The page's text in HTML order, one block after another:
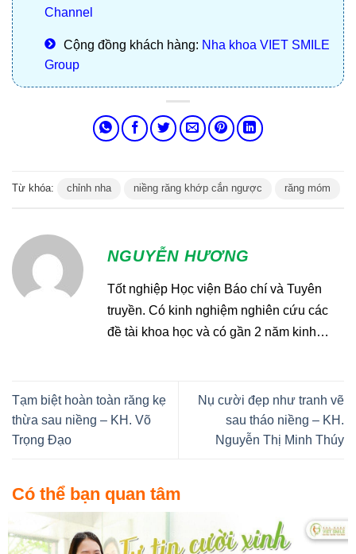
Channel
Cộng đồng khách hàng: Nha khoa VIET SMILE
Group
Từ khóa: chỉnh nha niềng răng khớp cắn ngược răng móm
NGUYỄN HƯƠNG
Tốt nghiệp Học viện Báo chí và Tuyên
truyền. Có kinh nghiệm nghiên cứu các
đề tài khoa học và có gần 2 năm kinh
SMILE
Tạm biệt hoàn toàn răng kẹ
thừa sau niềng – KH. Võ
Trọng Đạo
Nụ cười đẹp như tranh vẽ
sau tháo niềng – KH.
Nguyễn Thị Minh Thúy
Có thể bạn quan tâm